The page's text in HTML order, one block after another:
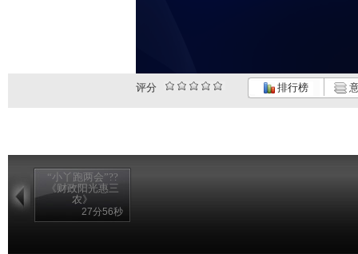
评分 排行榜
“小丫跑两会”??
《财政阳光惠三
农》
27分56秒